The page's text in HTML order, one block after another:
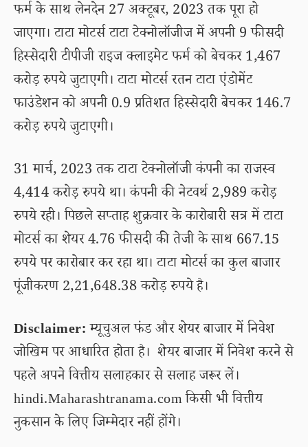
फर्म के साथ लेनदेन 27 अक्टूबर, 2023 तक पूरा हो
जाएगा। टाटा मोटर्स टाटा टेक्नोलॉजीज में अपनी 9 फीसदी
हिस्सेदारी टीपीजी राइज क्लाइमेट फर्म को बेचकर 1,467
करोड़ रुपये जुटाएगी। टाटा मोटर्स रतन टाटा एंडोमेंट
फाउंडेशन को अपनी 0.9 प्रतिशत हिस्सेदारी बेचकर 146.7
करोड़ रुपये जुटाएगी।
31 मार्च, 2023 तक टाटा टेक्नोलॉजी कंपनी का राजस्व
4,414 करोड़ रुपये था। कंपनी की नेटवर्थ 2,989 करोड़
रुपये रही। पिछले सप्ताह शुक्रवार के कारोबारी सत्र में टाटा
मोटर्स का शेयर 4.76 फीसदी की तेजी के साथ 667.15
रुपये पर कारोबार कर रहा था। टाटा मोटर्स का कुल बाजार
पूंजीकरण 2,21,648.38 करोड़ रुपये है।
Disclaimer:म्यूचुअल फंड और शेयर बाजार में निवेश
जोखिम पर आधारित होता है। शेयर बाजार में निवेश करने से
पहले अपने वित्तीय सलाहकार से सलाह जरूर लें।
hindi.Maharashtranama.com किसी भी वित्तीय
नुकसान के लिए जिम्मेदार नहीं होंगे।